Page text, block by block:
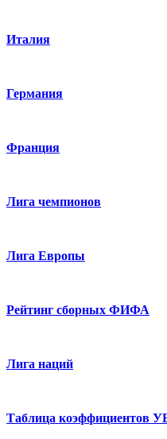
Италия
Германия
Франция
Лига чемпионов
Лига Европы
Рейтинг сборных ФИФА
Лига наций
Таблица коэффициентов